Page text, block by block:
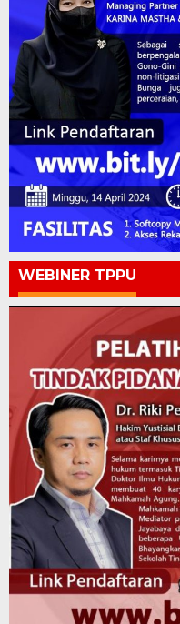
WEBINER TPPU